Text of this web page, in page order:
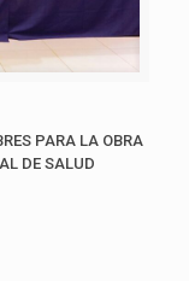
PARA LA OBRA
DE SALUD